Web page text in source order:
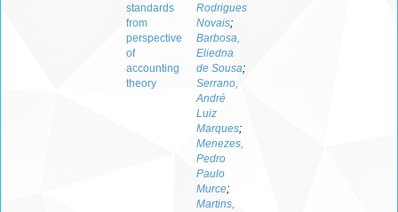
standards
from
perspective
of
accounting
theory
Rodrigues
Novais;
Barbosa,
Eliedna
de Sousa;
Serrano,
André
Luiz
Marques;
Menezes,
Pedro
Paulo
Murce;
Martins,